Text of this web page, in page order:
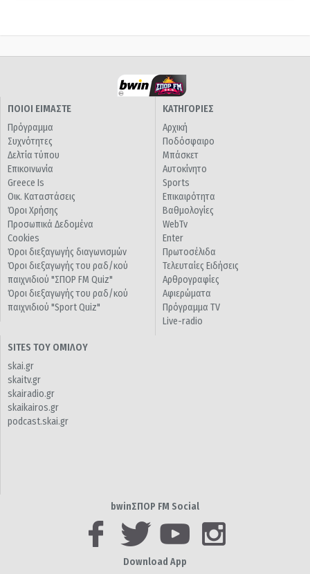
ΠΟΙΟΙ ΕΙΜΑΣΤΕ
Πρόγραμμα
Συχνότητες
Δελτία τύπου
Επικοινωνία
Greece Is
Οικ. Καταστάσεις
Όροι Χρήσης
Προσωπικά Δεδομένα
Cookies
Όροι διεξαγωγής διαγωνισμών
Όροι διεξαγωγής του ραδ/κού
παιχνιδιού "ΣΠΟΡ FM Quiz"
Όροι διεξαγωγής του ραδ/κού
παιχνιδιού "Sport Quiz"
ΚΑΤΗΓΟΡΙΕΣ
Αρχική
Ποδόσφαιρο
Μπάσκετ
Αυτοκίνητο
Sports
Επικαιρότητα
Βαθμολογίες
WebTv
Enter
Πρωτοσέλιδα
Τελευταίες Ειδήσεις
Αρθρογραφίες
Αφιερώματα
Πρόγραμμα TV
Live-radio
SITES ΤΟΥ ΟΜΙΛΟΥ
skai.gr
skaitv.gr
skairadio.gr
skaikairos.gr
podcast.skai.gr
bwinΣΠΟΡ FM Social
Download App